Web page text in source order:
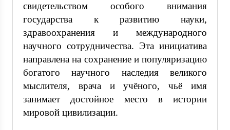
свидетельством особого внимания
государства к развитию науки,
здравоохранения и международного
научного сотрудничества. Эта инициатива
направлена на сохранение и популяризацию
богатого научного наследия великого
мыслителя, врача и учёного, чьё имя
занимает достойное место в истории
мировой цивилизации.